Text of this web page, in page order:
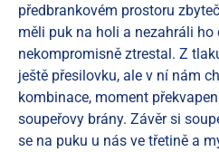
předbrankovém prostoru
měli puk na holi a nezahráli ho
nekompromisně ztrestal. Z
ještě přesilovku, ale v ní nám
kombinace, moment
soupeřovy brány. Závěr si
se na puku u nás ve třetině a